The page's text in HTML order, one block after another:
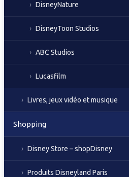
DisneyNature
DisneyToon Studios
ABC Studios
Lucasfilm
Livres, jeux vidéo et musique
Shopping
Disney Store – shopDisney
Produits Disneyland Paris